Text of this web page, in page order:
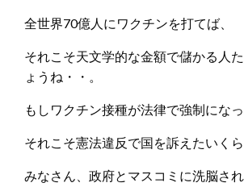
全世界70億人にワクチンを打てば、
それこそ天文学的な金額で儲かる人
ょうね・・。
もしワクチン接種が法律で強制になっ
それこそ憲法違反で国を訴えたいくら
みなさん、政府とマスコミに洗脳され